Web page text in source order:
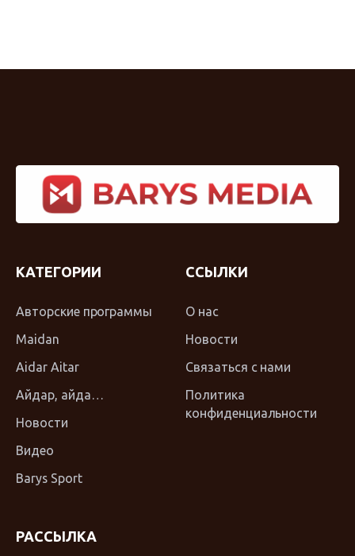
КАТЕГОРИИ
Авторские программы
Maidan
Aidar Aitar
Айдар, айда…
Новости
Видео
Barys Sport
ССЫЛКИ
О нас
Новости
Связаться с нами
Политика
конфиденциальности
РАССЫЛКА